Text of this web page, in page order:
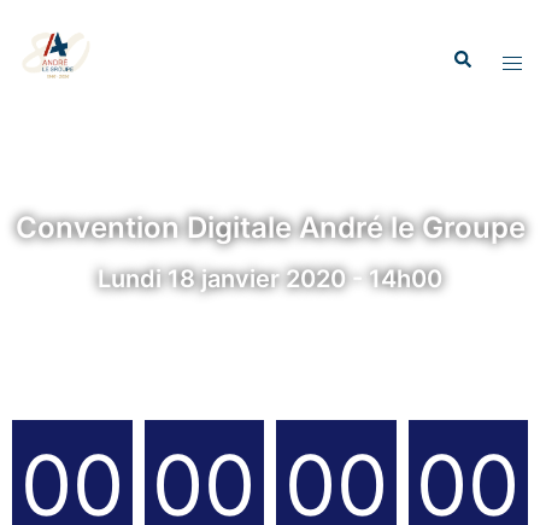
Convention Digitale André le Groupe
Lundi 18 janvier 2020 - 14h00
00 00 00 00